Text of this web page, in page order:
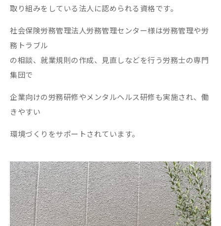
取り組みをしている法人に認められる資格です。
社会保険労務管理法人労務管理センター様は労務管理や労
務トラブル
の相談、就業規則の作成、見直しなどを行う労務士の専門
集団で
企業向けの労務研修やメンタルヘルス研修も実施され、働
きやすい
環境づくりをサポートされています。